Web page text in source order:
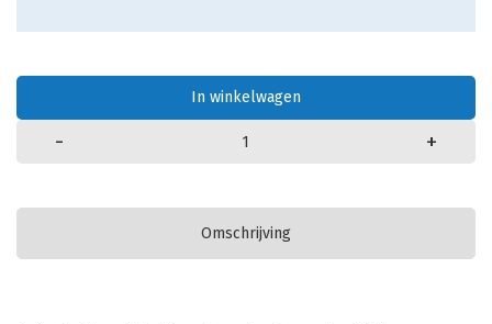
In winkelwagen
- +
Omschrijving